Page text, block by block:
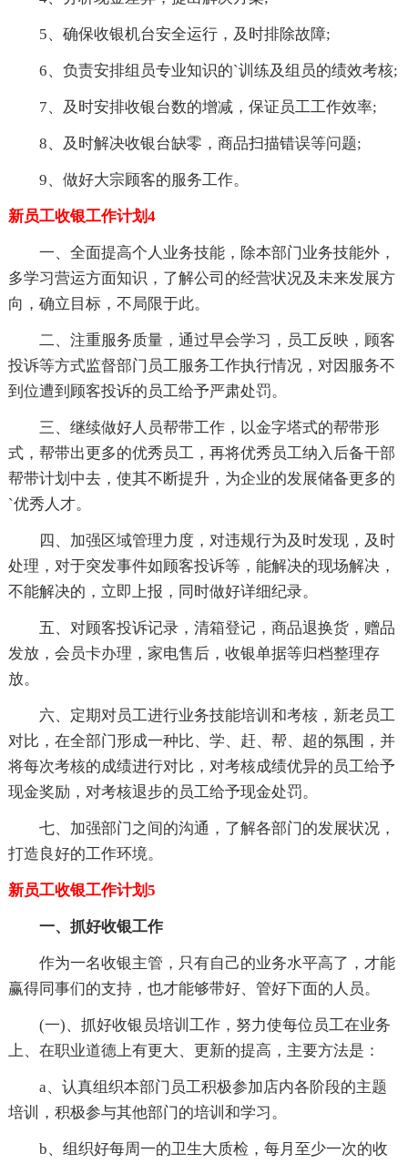
5、确保收银机台安全运行，及时排除故障;
6、负责安排组员专业知识的`训练及组员的绩效考核;
7、及时安排收银台数的增减，保证员工工作效率;
8、及时解决收银台缺零，商品扫描错误等问题;
9、做好大宗顾客的服务工作。
新员工收银工作计划4
一、全面提高个人业务技能，除本部门业务技能外，
多学习营运方面知识，了解公司的经营状况及未来发展方
向，确立目标，不局限于此。
二、注重服务质量，通过早会学习，员工反映，顾客
投诉等方式监督部门员工服务工作执行情况，对因服务不
到位遭到顾客投诉的员工给予严肃处罚。
三、继续做好人员帮带工作，以金字塔式的帮带形
式，帮带出更多的优秀员工，再将优秀员工纳入后备干部
帮带计划中去，使其不断提升，为企业的发展储备更多的
`优秀人才。
四、加强区域管理力度，对违规行为及时发现，及时
处理，对于突发事件如顾客投诉等，能解决的现场解决，
不能解决的，立即上报，同时做好详细纪录。
五、对顾客投诉记录，清箱登记，商品退换货，赠品
发放，会员卡办理，家电售后，收银单据等归档整理存
放。
六、定期对员工进行业务技能培训和考核，新老员工
对比，在全部门形成一种比、学、赶、帮、超的氛围，并
将每次考核的成绩进行对比，对考核成绩优异的员工给予
现金奖励，对考核退步的员工给予现金处罚。
七、加强部门之间的沟通，了解各部门的发展状况，
打造良好的工作环境。
新员工收银工作计划5
一、抓好收银工作
作为一名收银主管，只有自己的业务水平高了，才能
赢得同事们的支持，也才能够带好、管好下面的人员。
(一)、抓好收银员培训工作，努力使每位员工在业务
上、在职业道德上有更大、更新的提高，主要方法是：
a、认真组织本部门员工积极参加店内各阶段的主题
培训，积极参与其他部门的培训和学习。
b、组织好每周一的卫生大质检，每月至少一次的收